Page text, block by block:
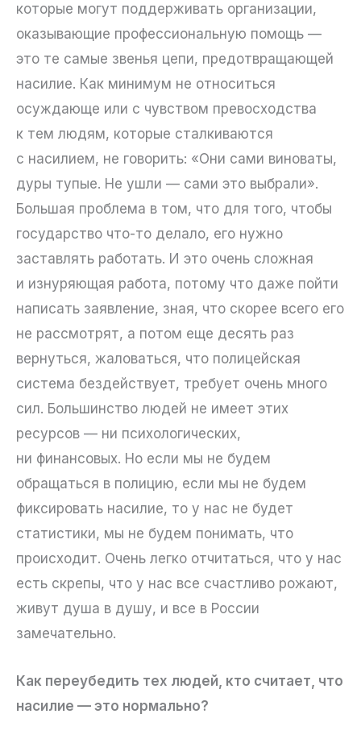
которые могут поддерживать организации,
оказывающие профессиональную помощь —
это те самые звенья цепи, предотвращающей
насилие. Как минимум не относиться
осуждающе или с чувством превосходства
к тем людям, которые сталкиваются
с насилием, не говорить: «Они сами виноваты,
дуры тупые. Не ушли — сами это выбрали».
Большая проблема в том, что для того, чтобы
государство что-то делало, его нужно
заставлять работать. И это очень сложная
и изнуряющая работа, потому что даже пойти
написать заявление, зная, что скорее всего его
не рассмотрят, а потом еще десять раз
вернуться, жаловаться, что полицейская
система бездействует, требует очень много
сил. Большинство людей не имеет этих
ресурсов — ни психологических,
ни финансовых. Но если мы не будем
обращаться в полицию, если мы не будем
фиксировать насилие, то у нас не будет
статистики, мы не будем понимать, что
происходит. Очень легко отчитаться, что у нас
есть скрепы, что у нас все счастливо рожают,
живут душа в душу, и все в России
замечательно.
Как переубедить тех людей, кто считает, что
насилие — это нормально?